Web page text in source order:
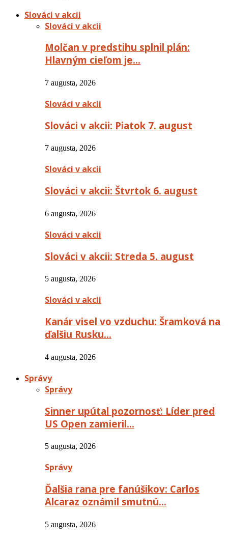
Slováci v akcii
Slováci v akcii
Molčan v predstihu splnil plán:
Hlavným cieľom je…
7 augusta, 2026
Slováci v akcii
Slováci v akcii: Piatok 7. august
7 augusta, 2026
Slováci v akcii
Slováci v akcii: Štvrtok 6. august
6 augusta, 2026
Slováci v akcii
Slováci v akcii: Streda 5. august
5 augusta, 2026
Slováci v akcii
Kanár visel vo vzduchu: Šramková na
ďalšiu Rusku…
4 augusta, 2026
Správy
Správy
Sinner upútal pozornosť: Líder pred
US Open zamieril…
5 augusta, 2026
Správy
Ďalšia rana pre fanúšikov: Carlos
Alcaraz oznámil smutnú…
5 augusta, 2026